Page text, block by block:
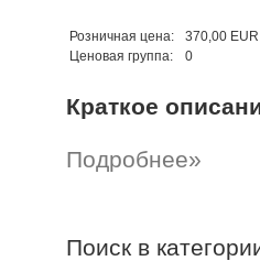
Розничная цена:
370,00 EUR
Ценовая группа:
0
Краткое
Подробнее»
Поиск в